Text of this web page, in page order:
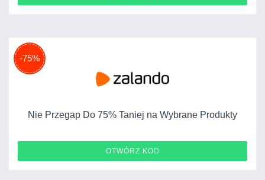
-75%
Nie Przegap Do 75% Taniej na Wybrane Produkty
OTWÓRZ KOD